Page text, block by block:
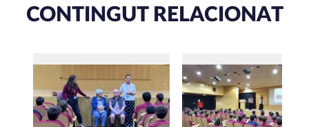
CONTINGUT RELACIONAT